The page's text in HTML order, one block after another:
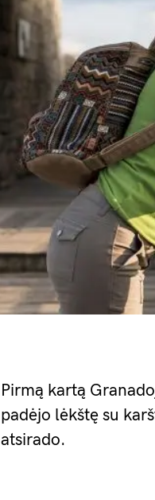
Pirmą kartą
padėjo lėkštę su
atsirado.